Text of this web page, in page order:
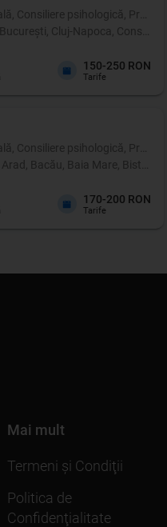
Consiliere psihologică, Profil
Cluj-Napoca,
150-250 RON
Tarife
Consiliere psihologică, Profil
Bacău, Baia Mare,
170-200 RON
Tarife
Mai mult
Termeni şi Condiţii
Politica de
Confidenţialitate